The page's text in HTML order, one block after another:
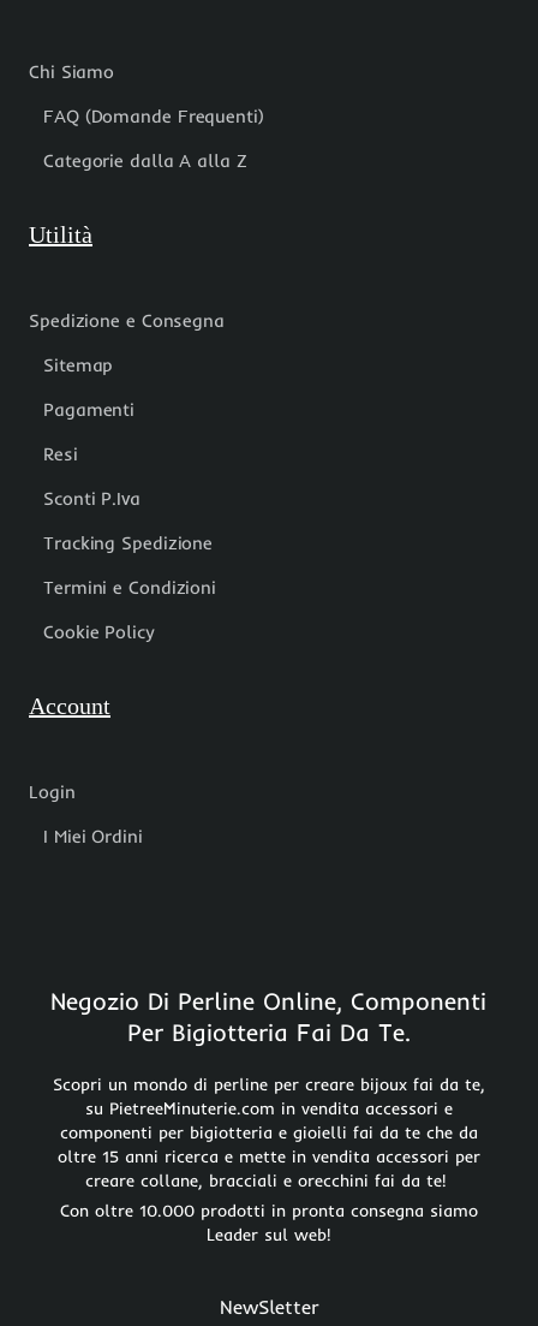
Chi Siamo
FAQ (Domande Frequenti)
Categorie dalla A alla Z
Utilità
Spedizione e Consegna
Sitemap
Pagamenti
Resi
Sconti P.Iva
Tracking Spedizione
Termini e Condizioni
Cookie Policy
Account
Login
I Miei Ordini
Negozio Di Perline Online, Componenti
Per Bigiotteria Fai Da Te.
Scopri un mondo di perline per creare bijoux fai da te,
su PietreeMinuterie.com in vendita accessori e
componenti per bigiotteria e gioielli fai da te che da
oltre 15 anni ricerca e mette in vendita accessori per
creare collane, bracciali e orecchini fai da te!
Con oltre 10.000 prodotti in pronta consegna siamo
Leader sul web!
NewSletter